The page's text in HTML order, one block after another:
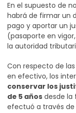
En el supuesto de
habrá de firmar un
pago y aportar un
(pasaporte en
la autoridad
Con respecto de
en efectivo, los
conservar los
de 5 años desde la
efectuó a través de